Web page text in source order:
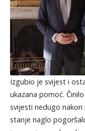
Izgubio je svijest i
ukazana pomoć.
svijesti nedugo
stanje naglo